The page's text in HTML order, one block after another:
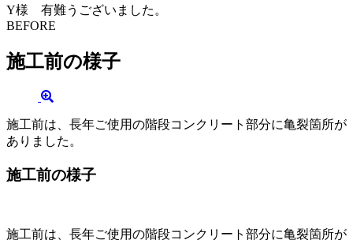
Y様 有難うございました。
BEFORE
施工前の様子
施工前は、長年ご使用の階段コンクリート部分に亀裂箇所が
ありました。
施工前の様子
施工前は、長年ご使用の階段コンクリート部分に亀裂箇所が